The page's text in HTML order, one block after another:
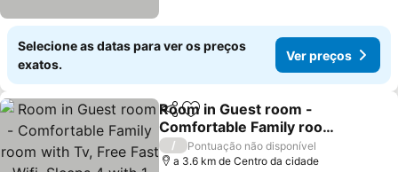
Selecione as datas para ver os preços
exatos.
Ver preços
PartilharAdicionar aos favoritos
Room in Guest room -
Comfortable Family room
with Tv, Free Fast Wifi,
Sleeps 4 with 1 Bunk Bed
Ver preços
/
Pontuação não disponível
a 3.6 km de Centro da cidade